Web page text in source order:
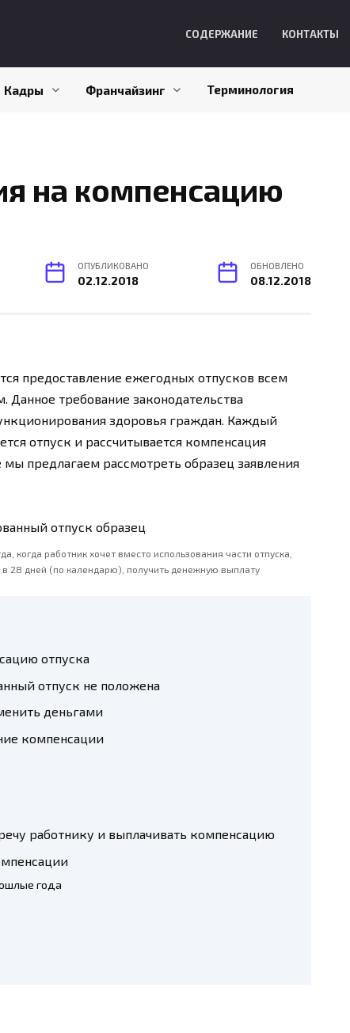
СОДЕРЖАНИЕ КОНТАКТЫ
Кадры Франчайзинг Терминология
на компенсацию
ОПУБЛИКОВАНО
02.12.2018
ОБНОВЛЕНО
08.12.2018
предоставление ежегодных отпусков всем
требование законодательства
здоровья граждан. Каждый
отпуск и рассчитывается компенсация
мы предлагаем рассмотреть образец заявления
когда работник хочет вместо использования части отпуска,
28 дней (по календарю), получить денежную выплату
отпуска
отпуск не положена
деньгами
компенсации
работнику и выплачивать компенсацию
года